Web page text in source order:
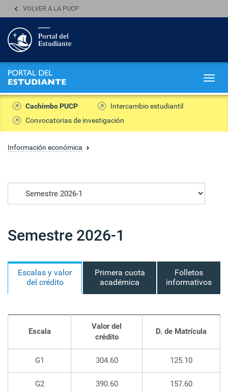
VOLVER A LA PUCP
Cachimbo PUCP
Intercambio estudiantil
Convocatorias de investigación
Información económica
Semestre 2026-1
Escalas y valor
del crédito
Primera cuota
académica
Folletos
informativos
Escala
Valor del
crédito
D. de Matrícula
G1 304.60 125.10
G2 390.60 157.60